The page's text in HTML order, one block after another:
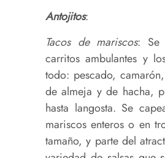
Antojitos:
Tacos de mariscos: Se
carritos ambulantes y
todo: pescado,
de almeja y de hacha,
hasta langosta. Se
mariscos enteros o en
tamaño, y parte del